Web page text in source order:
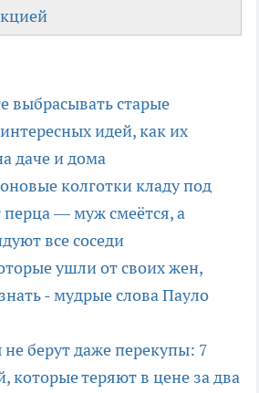
выбрасывать старые
идей, как их
даче и дома
колготки кладу под
— муж смеётся, а
все соседи
ушли от своих жен,
- мудрые слова Пауло
берут даже перекупы: 7
которые теряют в цене за два